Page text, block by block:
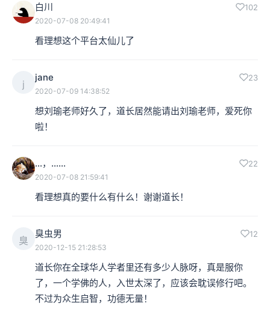
白川 102
2020-07-08 20:49:41
看理想这个平台太仙儿了
j
jane 23
2020-07-09 14:38:52
想刘瑜老师好久了，道长居然能请出刘瑜老师，爱死你
啦！
…，…… 22
2020-07-08 21:59:41
看理想真的要什么有什么！谢谢道长！
臭
臭虫男 12
2020-12-15 21:28:53
道长你在全球华人学者里还有多少人脉呀，真是服你
了，一个学佛的人，入世太深了，应该会耽误修行吧。
不过为众生启智，功德无量！